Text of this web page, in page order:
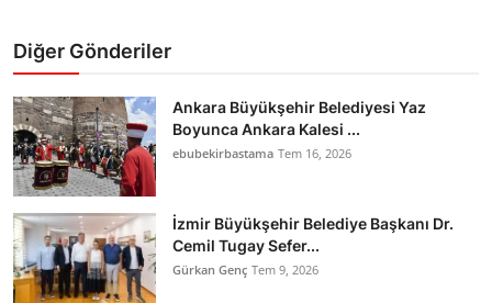
Diğer Gönderiler
Ankara Büyükşehir Belediyesi Yaz
Boyunca Ankara Kalesi ...
ebubekirbastama Tem 16, 2026
İzmir Büyükşehir Belediye Başkanı Dr.
Cemil Tugay Sefer...
Gürkan Genç Tem 9, 2026